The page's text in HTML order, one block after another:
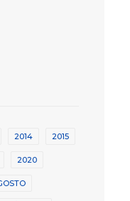
2014 2015
2020